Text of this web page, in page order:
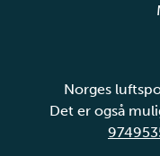
Norges
Det er også